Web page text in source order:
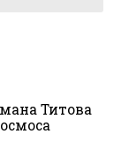
Титова